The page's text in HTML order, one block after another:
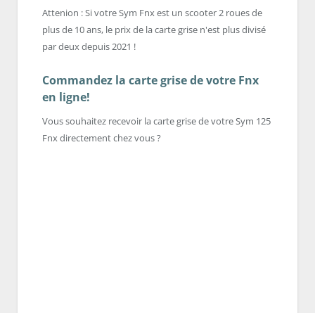
Attenion : Si votre Sym Fnx est un scooter 2 roues de
plus de 10 ans, le prix de la carte grise n'est plus divisé
par deux depuis 2021 !
Commandez la carte grise de votre Fnx
en ligne!
Vous souhaitez recevoir la carte grise de votre Sym 125
Fnx directement chez vous ?